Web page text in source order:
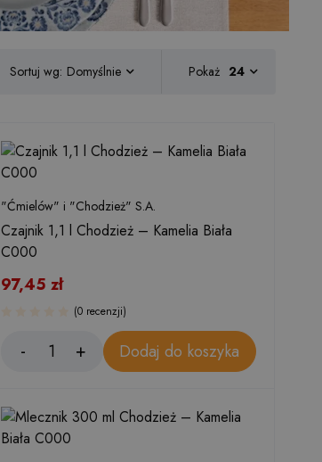
Sortuj wg: Domyślnie Pokaż 24
"Ćmielów" i "Chodzież" S.A.
Czajnik 1,1 l Chodzież – Kamelia Biała
C000
97,45 zł
(0 recenzji)
Dodaj do koszyka